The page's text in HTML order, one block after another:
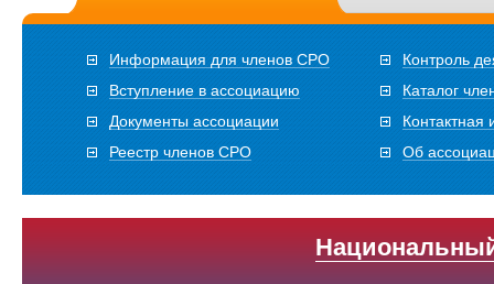
Информация для членов СРО
Вступление в ассоциацию
Документы ассоциации
Реестр членов СРО
Контроль
Каталог
Об